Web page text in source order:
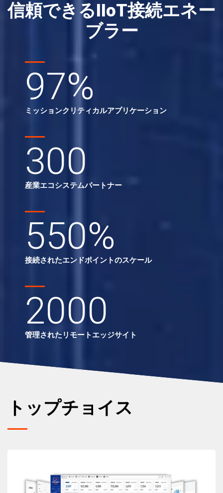
信頼できるIIoT接続エネー
ブラー
97%
ミッションクリティカルアプリケーション
300
産業エコシステムパートナー
550%
接続されたエンドポイントのスケール
2000
管理されたリモートエッジサイト
トップチョイス